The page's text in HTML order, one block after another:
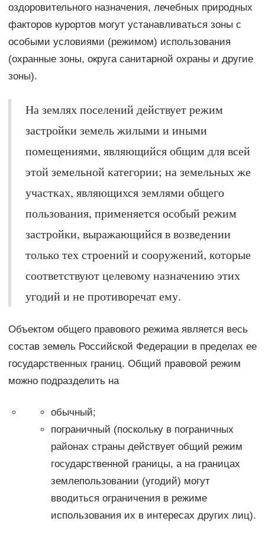
оздоровительного назначения, лечебных природных
факторов курортов могут устанавливаться зоны с
особыми условиями (режимом) использования
(охранные зоны, округа санитарной охраны и другие
зоны).
На землях поселений действует режим
застройки земель жилыми и иными
помещениями, являющийся общим для всей
этой земельной категории; на земельных же
участках, являющихся землями общего
пользования, применяется особый режим
застройки, выражающийся в возведении
только тех строений и сооружений, которые
соответствуют целевому назначению этих
угодий и не противоречат ему.
Объектом общего правового режима является весь
состав земель Российской Федерации в пределах ее
государственных границ. Общий правовой режим
можно подразделить на
обычный;
пограничный (поскольку в пограничных
районах страны действует общий режим
государственной границы, а на границах
землепользовании (угодий) могут
вводиться ограничения в режиме
использования их в интересах других лиц).